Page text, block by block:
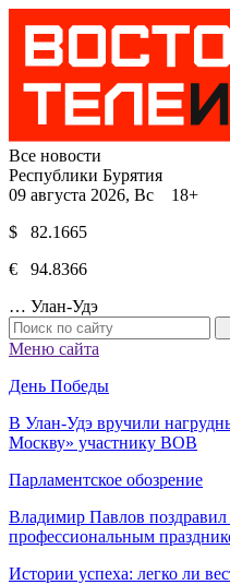
Все новости
Республики Бурятия
09 августа 2026, Вс 18+
$ 82.1665
€ 94.8366
… Улан-Удэ
Меню сайта
День Победы
В Улан-Удэ вручили
Москву» участнику ВОВ
Парламентское обозрение
Владимир Павлов
профессиональным
Истории успеха: легко ли